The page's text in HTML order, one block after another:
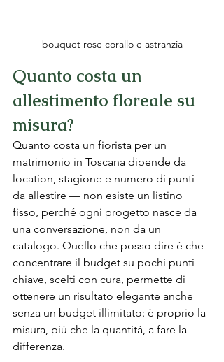
bouquet rose corallo e astranzia
Quanto costa un
allestimento floreale su
misura?
Quanto costa un fiorista per un
matrimonio in Toscana dipende da
location, stagione e numero di punti
da allestire — non esiste un listino
fisso, perché ogni progetto nasce da
una conversazione, non da un
catalogo. Quello che posso dire è che
concentrare il budget su pochi punti
chiave, scelti con cura, permette di
ottenere un risultato elegante anche
senza un budget illimitato: è proprio la
misura, più che la quantità, a fare la
differenza.